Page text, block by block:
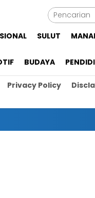
SULUT
BUDAYA
Privacy Policy